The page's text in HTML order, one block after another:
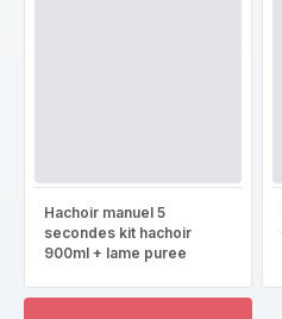
Hachoir manuel 5
secondes kit hachoir
900ml + lame puree